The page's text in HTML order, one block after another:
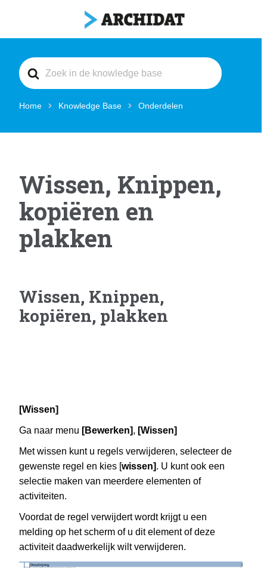
Search
For
Home Knowledge Base Onderdelen
Wissen, Knippen,
kopiëren en
plakken
Wissen, Knippen,
kopiëren, plakken
[Wissen]
Ga naar menu [Bewerken], [Wissen]
Met wissen kunt u regels verwijderen, selecteer de
gewenste regel en kies [wissen]. U kunt ook een
selectie maken van meerdere elementen of
activiteiten.
Voordat de regel verwijdert wordt krijgt u een
melding op het scherm of u dit element of deze
activiteit daadwerkelijk wilt verwijderen.